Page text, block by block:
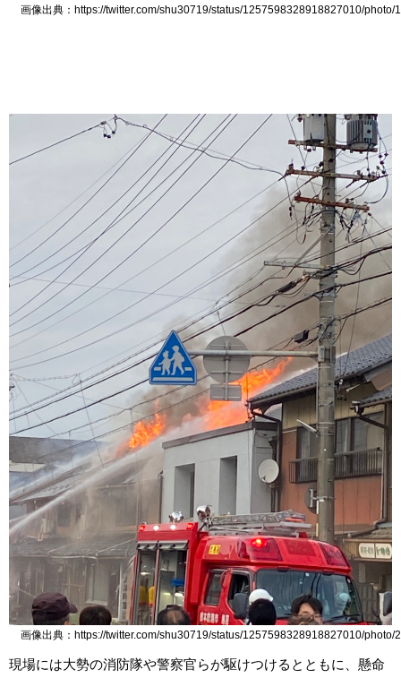
画像出典：https://twitter.com/shu30719/status/1257598328918827010/photo/1
画像出典：https://twitter.com/shu30719/status/1257598328918827010/photo/2
現場には大勢の消防隊や警察官らが駆けつけるとともに、懸命